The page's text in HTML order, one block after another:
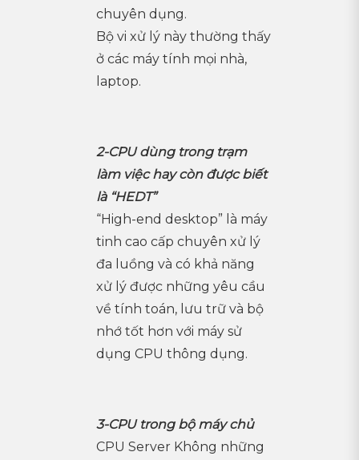
chuyên dụng.
Bộ vi xử lý này thường thấy
ở các máy tính mọi nhà,
laptop.
2-CPU dùng trong trạm
làm việc hay còn được biết
là “HEDT”
“High-end desktop” là máy
tinh cao cấp chuyên xử lý
đa luồng và có khả năng
xử lý được những yêu cầu
về tính toán, lưu trữ và bộ
nhớ tốt hơn với máy sử
dụng CPU thông dụng.
3-CPU trong bộ máy chủ
CPU Server Không những